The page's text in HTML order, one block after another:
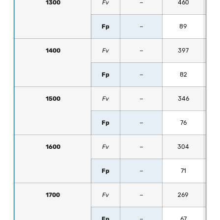
1300 Fv − 460
Fp − 89
1400 Fv − 397
Fp − 82
1500 Fv − 346
Fp − 76
1600 Fv − 304
Fp − 71
1700 Fv − 269